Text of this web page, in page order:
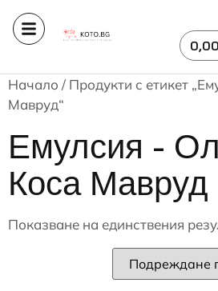
0,00
Начало / Продукти с етикет
Мавруд“
Емулсия -
Коса Мавруд
Показване на единствения